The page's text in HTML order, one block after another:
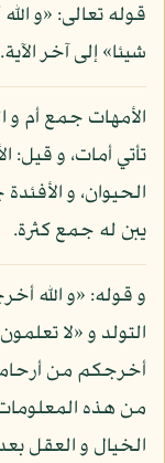
قوله تعالى: «و
شيئا» إلى آخر الآية.
الأمهات جمع أم و
تأتي أمات، و قيل:
الحيوان، و
يبن له جمع كثرة.
و قوله: «و الله
التولد و «لا
أخرجكم من
من هذه
الخيال و العقل